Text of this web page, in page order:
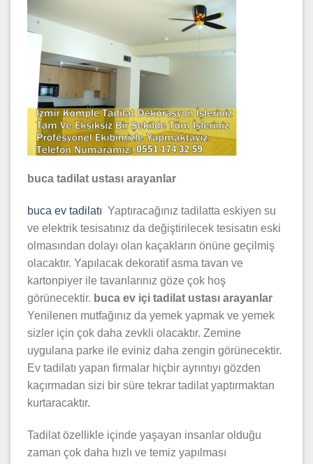
buca tadilat ustası arayanlar
buca ev tadilatı Yaptıracağınız tadilatta eskiyen su
ve elektrik tesisatınız da değiştirilecek tesisatın eski
olmasından dolayı olan kaçakların önüne geçilmiş
olacaktır. Yapılacak dekoratif asma tavan ve
kartonpiyer ile tavanlarınız göze çok hoş
görünecektir. buca ev içi tadilat ustası arayanlar
Yenilenen mutfağınız da yemek yapmak ve yemek
sizler için çok daha zevkli olacaktır. Zemine
uygulana parke ile eviniz daha zengin görünecektir.
Ev tadilatı yapan firmalar hiçbir ayrıntıyı gözden
kaçırmadan sizi bir süre tekrar tadilat yaptırmaktan
kurtaracaktır.
Tadilat özellikle içinde yaşayan insanlar olduğu
zaman çok daha hızlı ve temiz yapılması